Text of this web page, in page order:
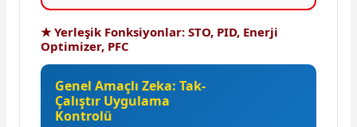
★ Yerleşik Fonksiyonlar: STO, PID, Enerji
Optimizer, PFC
Genel Amaçlı Zeka: Tak-
Çalıştır Uygulama
Kontrolü